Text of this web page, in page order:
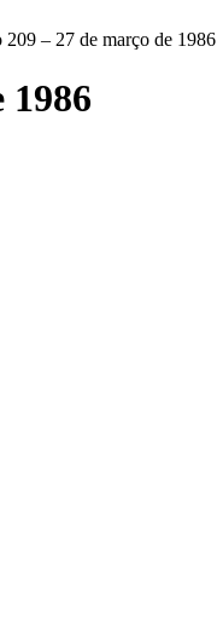
209 – 27 de março de 1986
1986